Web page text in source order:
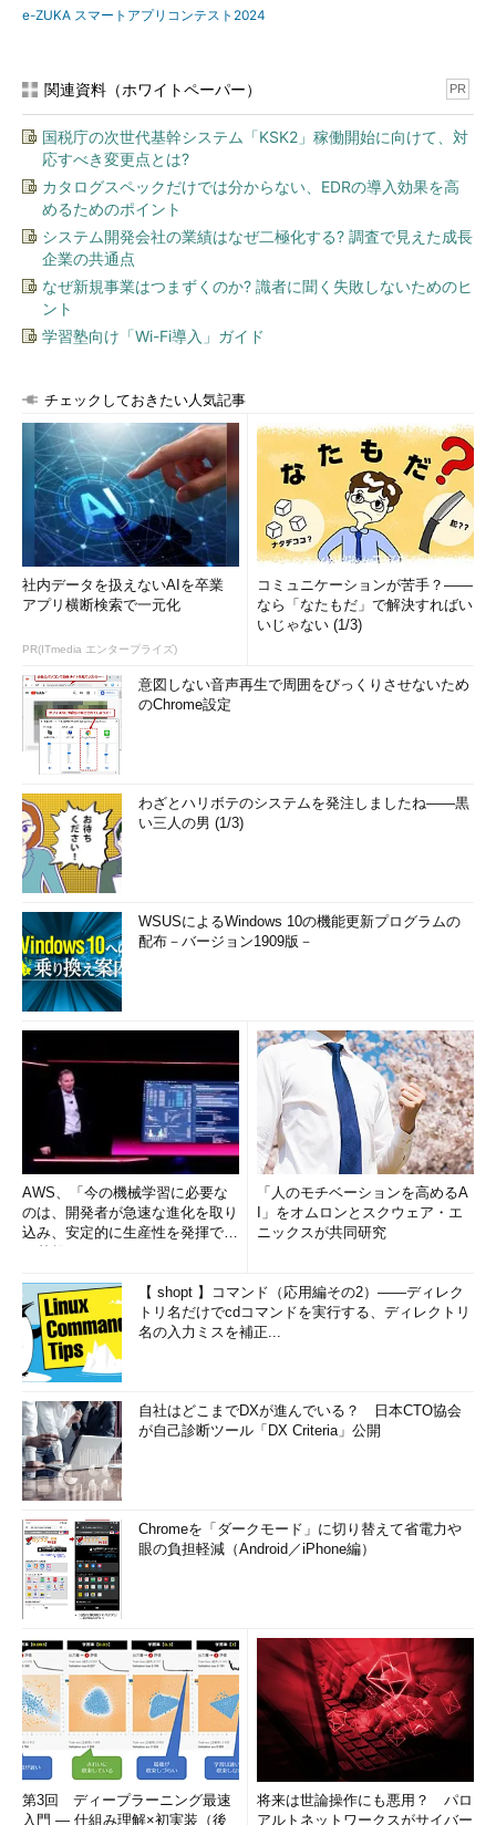
e-ZUKA スマートアプリコンテスト2024
関連資料（ホワイトペーパー） PR
国税庁の次世代基幹システム「KSK2」稼働開始に向けて、対
応すべき変更点とは?
カタログスペックだけでは分からない、EDRの導入効果を高
めるためのポイント
システム開発会社の業績はなぜ二極化する? 調査で見えた成長
企業の共通点
なぜ新規事業はつまずくのか? 識者に聞く失敗しないためのヒ
ント
学習塾向け「Wi-Fi導入」ガイド
チェックしておきたい人気記事
社内データを扱えないAIを卒業
アプリ横断検索で一元化
PR(ITmedia エンタープライズ)
コミュニケーションが苦手？――
なら「なたもだ」で解決すればい
いじゃない (1/3)
意図しない音声再生で周囲をびっくりさせないため
のChrome設定
わざとハリボテのシステムを発注しましたね――黒
い三人の男 (1/3)
WSUSによるWindows 10の機能更新プログラムの
配布－バージョン1909版－
AWS、「今の機械学習に必要な
のは、開発者が急速な進化を取り
込み、安定的に生産性を発揮でき
「人のモチベーションを高めるA
I」をオムロンとスクウェア・エ
ニックスが共同研究
【 shopt 】コマンド（応用編その2）――ディレク
トリ名だけでcdコマンドを実行する、ディレクトリ
名の入力ミスを補正...
自社はどこまでDXが進んでいる？ 日本CTO協会
が自己診断ツール「DX Criteria」公開
Chromeを「ダークモード」に切り替えて省電力や
眼の負担軽減（Android／iPhone編）
第3回 ディープラーニング最速
入門 ― 仕組み理解×初実装（後
将来は世論操作にも悪用？ パロ
アルトネットワークスがサイバー